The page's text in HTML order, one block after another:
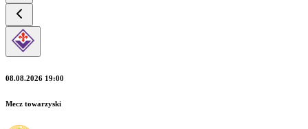
08.08.2026 19:00
Mecz towarzyski